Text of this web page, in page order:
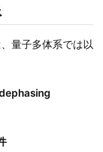
量子多体系では以